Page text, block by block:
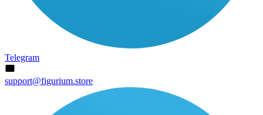
Telegram
support@figurium.store